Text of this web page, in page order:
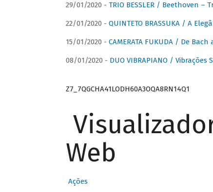
29/01/2020 - TRIO BESSLER / Beethoven –
22/01/2020 - QUINTETO BRASSUKA / A
15/01/2020 - CAMERATA FUKUDA / De
08/01/2020 - DUO VIBRAPIANO / Vibrações
Z7_7QGCHA41LODH60A3OQA8RN14Q1
Web
Ações